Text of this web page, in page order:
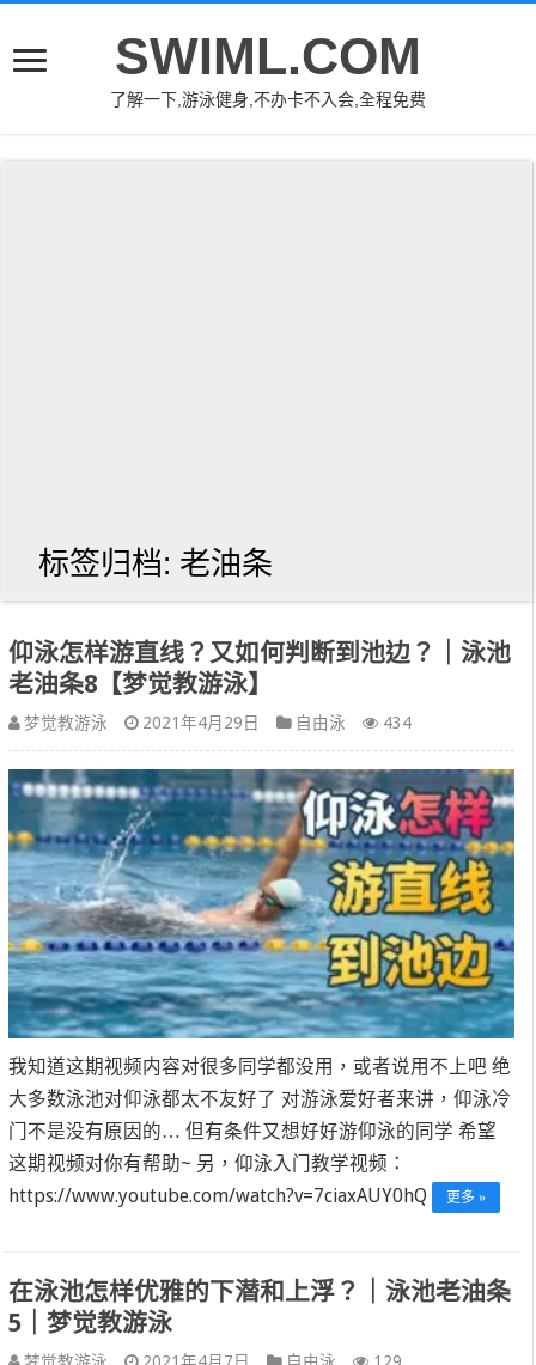
SWIML.COM
了解一下,游泳健身,不办卡不入会,全程免费
标签归档: 老油条
仰泳怎样游直线？又如何判断到池边？｜泳池
老油条8【梦觉教游泳】
梦觉教游泳 2021年4月29日 自由泳 434
我知道这期视频内容对很多同学都没用，或者说用不上吧 绝
大多数泳池对仰泳都太不友好了 对游泳爱好者来讲，仰泳冷
门不是没有原因的… 但有条件又想好好游仰泳的同学 希望
这期视频对你有帮助~ 另，仰泳入门教学视频：
https://www.youtube.com/watch?v=7ciaxAUY0hQ
更多 »
在泳池怎样优雅的下潜和上浮？｜泳池老油条
5｜梦觉教游泳